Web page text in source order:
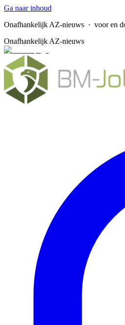
Ga naar inhoud
Onafhankelijk AZ-nieuws · voor en
Onafhankelijk AZ-nieuws